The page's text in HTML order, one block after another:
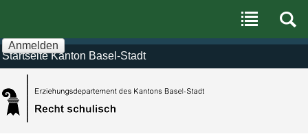
Startseite Kanton Basel-Stadt
Anmelden
|
Direkt
zur
Navigation